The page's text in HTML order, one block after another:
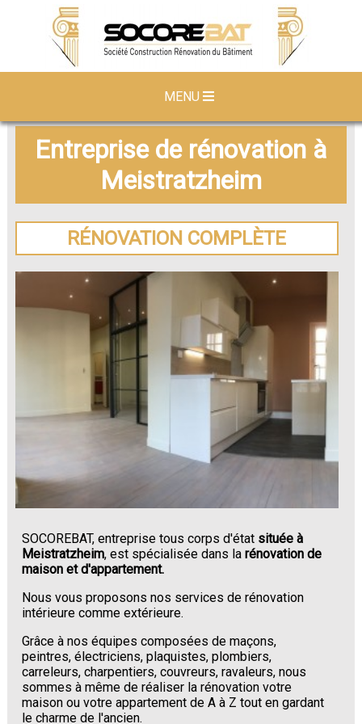
MENU
Entreprise de rénovation à
Meistratzheim
RÉNOVATION COMPLÈTE
SOCOREBAT, entreprise tous corps d'état située à
Meistratzheim, est spécialisée dans larénovation de
maison et d'appartement.
Nous vous proposons nos services de rénovation
intérieure comme extérieure.
Grâce à nos équipes composées de maçons,
peintres, électriciens, plaquistes, plombiers,
carreleurs, charpentiers, couvreurs, ravaleurs, nous
sommes à même de réaliser la rénovation votre
maison ou votre appartement de A à Z tout en gardant
le charme de l'ancien.